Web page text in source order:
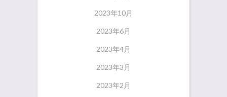
2023年10月
2023年6月
2023年4月
2023年3月
2023年2月